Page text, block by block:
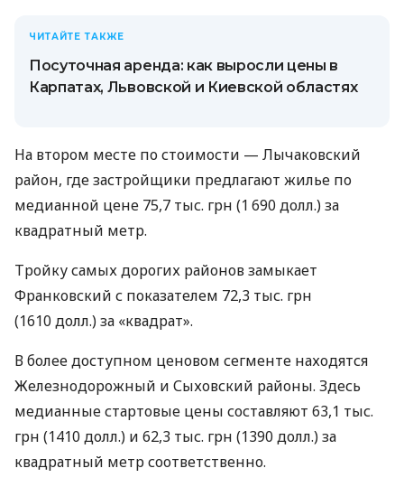
ЧИТАЙТЕ ТАКЖЕ
Посуточная аренда: как выросли цены в
Карпатах, Львовской и Киевской областях
На втором месте по стоимости — Лычаковский
район, где застройщики предлагают жилье по
медианной цене 75,7 тыс. грн (1 690 долл.) за
квадратный метр.
Тройку самых дорогих районов замыкает
Франковский с показателем 72,3 тыс. грн
(1610 долл.) за «квадрат».
В более доступном ценовом сегменте находятся
Железнодорожный и Сыховский районы. Здесь
медианные стартовые цены составляют 63,1 тыс.
грн (1410 долл.) и 62,3 тыс. грн (1390 долл.) за
квадратный метр соответственно.